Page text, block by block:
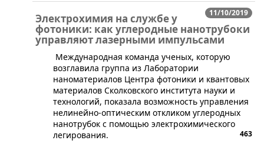
11/10/2019
Электрохимия на службе у
фотоники: как углеродные нанотрубоки
управляют лазерными импульсами
Международная команда ученых, которую
возглавила группа из Лаборатории
наноматериалов Центра фотоники и квантовых
материалов Сколковского института науки и
технологий, показала возможность управления
нелинейно-оптическим откликом углеродных
нанотрубок с помощью электрохимического
легирования.
463